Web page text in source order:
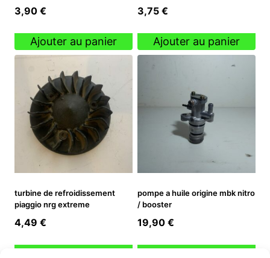
3,90 €
Ajouter au panier
3,75 €
Ajouter au panier
turbine de refroidissement
piaggio nrg extreme
4,49 €
pompe a huile origine mbk nitro
/ booster
19,90 €